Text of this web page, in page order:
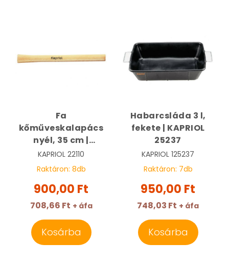
Fa
kőműveskalapács
nyél, 35 cm |
KAPRIOL 22110
KAPRIOL 22110
Raktáron: 8db
900,00 Ft
708,66 Ft + áfa
Kosárba
Habarcsláda 3 l,
fekete | KAPRIOL
25237
KAPRIOL 125237
Raktáron: 7db
950,00 Ft
748,03 Ft + áfa
Kosárba